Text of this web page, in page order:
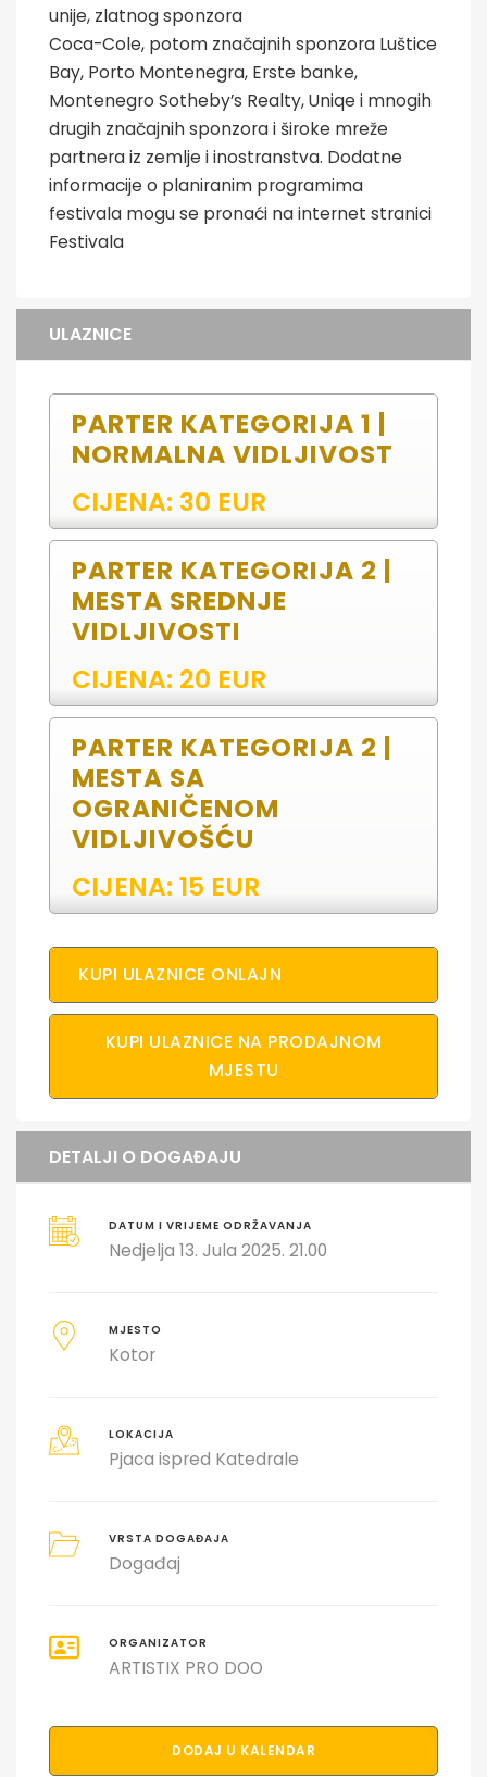
unije, zlatnog sponzora
Coca-Cole, potom značajnih sponzora Luštice
Bay, Porto Montenegra, Erste banke,
Montenegro Sotheby’s Realty, Uniqe i mnogih
drugih značajnih sponzora i široke mreže
partnera iz zemlje i inostranstva. Dodatne
informacije o planiranim programima
festivala mogu se pronaći na internet stranici
Festivala
ULAZNICE
PARTER KATEGORIJA 1 |
NORMALNA VIDLJIVOST
CIJENA: 30 EUR
PARTER KATEGORIJA 2 |
MESTA SREDNJE
VIDLJIVOSTI
CIJENA: 20 EUR
PARTER KATEGORIJA 2 |
MESTA SA
OGRANIČENOM
VIDLJIVOŠĆU
CIJENA: 15 EUR
KUPI ULAZNICE ONLAJN
KUPI ULAZNICE NA PRODAJNOM
MJESTU
DETALJI O DOGAĐAJU
DATUM I VRIJEME ODRŽAVANJA
Nedjelja 13. Jula 2025. 21.00
MJESTO
Kotor
LOKACIJA
Pjaca ispred Katedrale
VRSTA DOGAĐAJA
Događaj
ORGANIZATOR
ARTISTIX PRO DOO
DODAJ U KALENDAR